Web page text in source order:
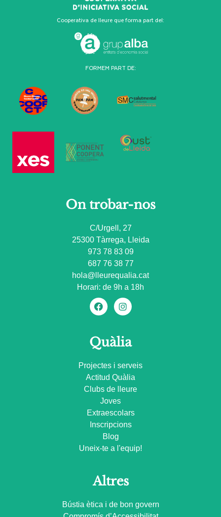
Cooperativa de lleure que forma part del:
FORMEM PART DE:
On trobar-nos
C/Urgell, 27
25300 Tàrrega, Lleida
973 78 83 09
687 76 38 77
hola@lleurequalia.cat
Horari: de 9h a 18h
Quàlia
Projectes i serveis
Actitud Quàlia
Clubs de lleure
Joves
Extraescolars
Inscripcions
Blog
Uneix-te a l'equip!
Altres
Bústia ètica i de bon govern